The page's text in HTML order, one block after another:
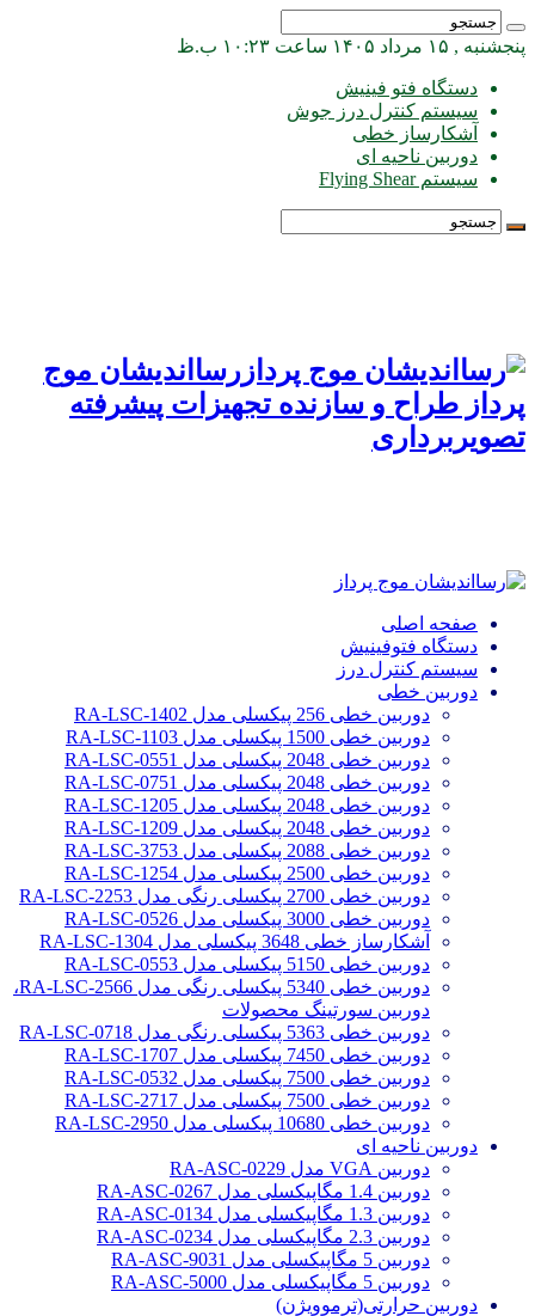
پنجشنبه , ۱۵ مرداد ۱۴۰۵ ساعت ۱۰:۲۳ ب.ظ
دستگاه فتو فینیش
سیستم کنترل درز جوش
آشکارساز خطی
دوربین ناحیه ای
سیستم Flying Shear
رسااندیشان موج
پرداز طراح و سازنده تجهیزات پیشرفته
تصویربرداری
صفحه اصلی
دستگاه فتوفینیش
سیستم کنترل درز
دوربین خطی
دوربین خطی 256 پیکسلی مدل RA-LSC-1402
دوربین خطی 1500 پیکسلی مدل RA-LSC-1103
دوربین خطی 2048 پیکسلی مدل RA-LSC-0551
دوربین خطی 2048 پیکسلی مدل RA-LSC-0751
دوربین خطی 2048 پیکسلی مدل RA-LSC-1205
دوربین خطی 2048 پیکسلی مدل RA-LSC-1209
دوربین خطی 2088 پیکسلی مدل RA-LSC-3753
دوربین خطی 2500 پیکسلی مدل RA-LSC-1254
دوربین خطی 2700 پیکسلی رنگی مدل RA-LSC-2253
دوربین خطی 3000 پیکسلی مدل RA-LSC-0526
آشکارساز خطی 3648 پیکسلی مدل RA-LSC-1304
دوربین خطی 5150 پیکسلی مدل RA-LSC-0553
دوربین خطی 5340 پیکسلی رنگی مدل RA-LSC-2566،
دوربین سورتینگ محصولات
دوربین خطی 5363 پیکسلی رنگی مدل RA-LSC-0718
دوربین خطی 7450 پیکسلی مدل RA-LSC-1707
دوربین خطی 7500 پیکسلی مدل RA-LSC-0532
دوربین خطی 7500 پیکسلی مدل RA-LSC-2717
دوربین خطی 10680 پیکسلی مدل RA-LSC-2950
دوربین ناحیه ای
دوربین VGA مدل RA-ASC-0229
دوربین 1.4 مگاپیکسلی مدل RA-ASC-0267
دوربین 1.3 مگاپیکسلی مدل RA-ASC-0134
دوربین 2.3 مگاپیکسلی مدل RA-ASC-0234
دوربین 5 مگاپیکسلی مدل RA-ASC-9031
دوربین 5 مگاپیکسلی مدل RA-ASC-5000
دوربین حرارتی(ترموویژن)